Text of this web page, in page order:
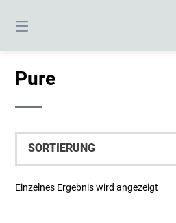
zum
Inhalt
Pure
Einzelnes Ergebnis wird angezeigt